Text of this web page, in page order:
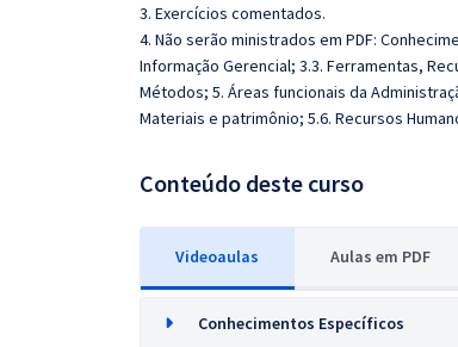
3. Exercícios comentados.
4. Não serão ministrados em PDF:
Informação Gerencial; 3.3. Ferramentas,
Métodos; 5. Áreas funcionais da
Materiais e patrimônio; 5.6. Recursos
Conteúdo deste curso
Videoaulas Aulas em PDF
Conhecimentos Específicos